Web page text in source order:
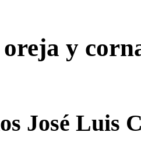
y
José Luis